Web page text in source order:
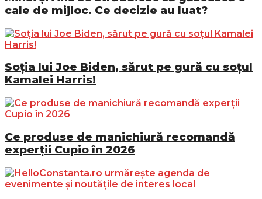
cale de mijloc. Ce decizie au luat?
Soția lui Joe Biden, sărut pe gură cu soțul
Kamalei Harris!
Ce produse de manichiură recomandă
experții Cupio în 2026